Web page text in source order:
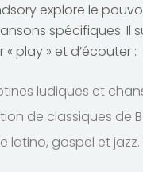
explore le
spécifiques. Il
« play » et d’écouter :
ludiques et
de classiques de
latino, gospel et jazz.